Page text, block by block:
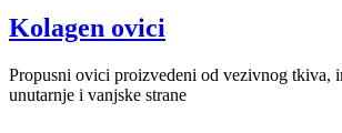
Kolagen ovici
Propusni ovici proizvedeni od vezivnog tkiva,
unutarnje i vanjske strane